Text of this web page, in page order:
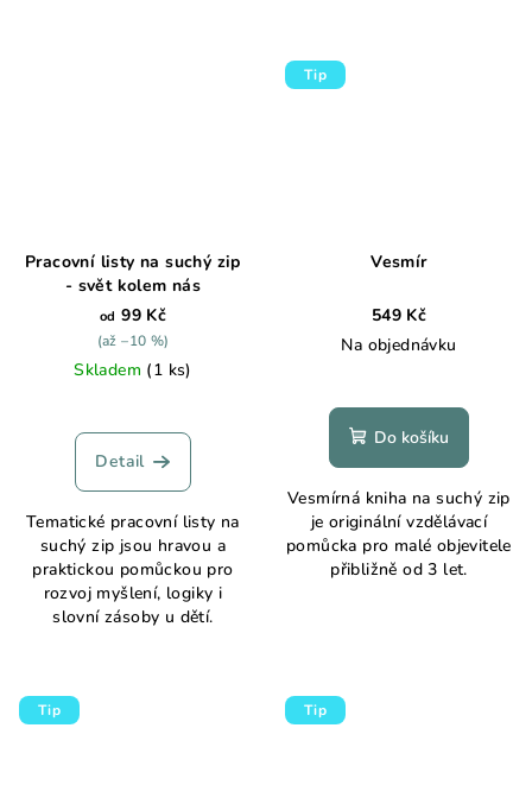
Pracovní listy na suchý zip
- svět kolem nás
od 99 Kč
(až –10 %)
Skladem (1 ks)
Detail
Tematické pracovní listy na
suchý zip jsou hravou a
praktickou pomůckou pro
rozvoj myšlení, logiky i
slovní zásoby u dětí.
Tip
Vesmír
549 Kč
Na objednávku
Do košíku
Vesmírná kniha na suchý zip
je originální vzdělávací
pomůcka pro malé objevitele
přibližně od 3 let.
Tip Tip